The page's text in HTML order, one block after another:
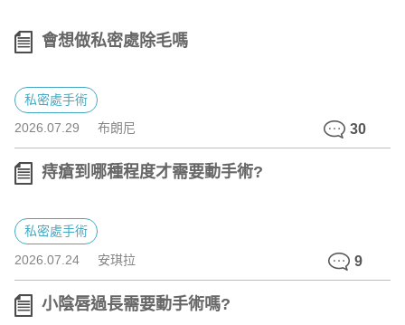
會想做私密處除毛嗎
私密處手術
2026.07.29
布朗尼 30
痔瘡到哪種程度才需要動手術?
私密處手術
2026.07.24
安琪拉 9
小陰唇過長需要動手術嗎?